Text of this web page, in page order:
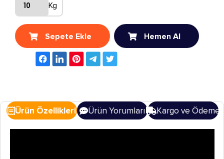
Kg
Sepete Ekle Hemen Al
Ürün Özellikleri Ürün Yorumları Kargo ve Ödeme